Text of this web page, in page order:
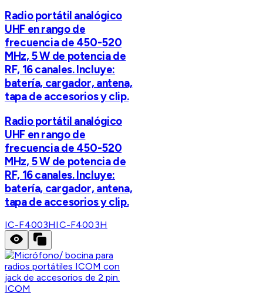
Radio portátil analógico
UHF en rango de
frecuencia de 450-520
MHz, 5 W de potencia de
RF, 16 canales. Incluye:
batería, cargador, antena,
tapa de accesorios y clip.
Radio portátil analógico
UHF en rango de
frecuencia de 450-520
MHz, 5 W de potencia de
RF, 16 canales. Incluye:
batería, cargador, antena,
tapa de accesorios y clip.
IC-F4003HIC-F4003H
ICOM